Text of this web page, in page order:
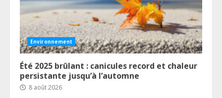
Environnement
Été 2025 brûlant : canicules record et chaleur
persistante jusqu’à l’automne
8 août 2026